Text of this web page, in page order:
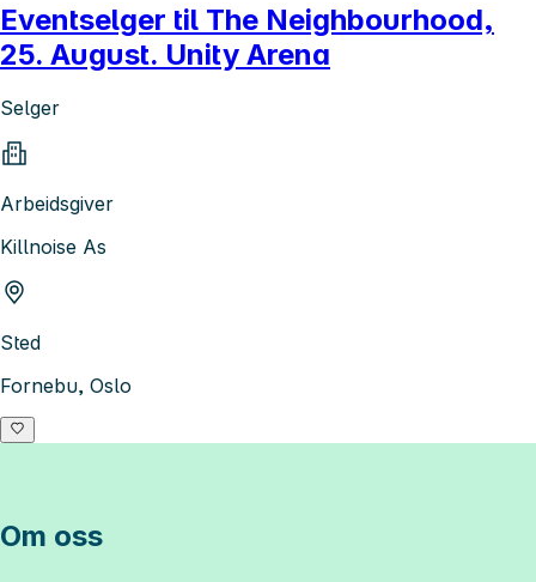
Eventselger til The Neighbourhood,
25. August. Unity Arena
Selger
Arbeidsgiver
Killnoise As
Sted
Fornebu, Oslo
Om oss